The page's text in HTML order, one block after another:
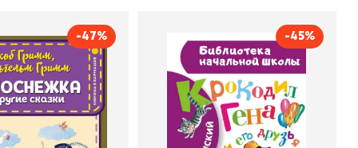
-47%
и другие
сказки
Братья Гримм
Эксмодетство
-45%
Крокодил Гена и его
друзья
Автор
Эдуард Успенский
Издательство
АСТ